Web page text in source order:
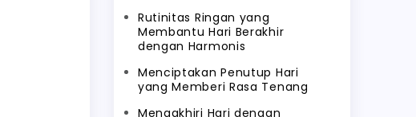
Rutinitas Ringan yang
Membantu Hari Berakhir
dengan Harmonis
Menciptakan Penutup Hari
yang Memberi Rasa Tenang
Mengakhiri Hari dengan